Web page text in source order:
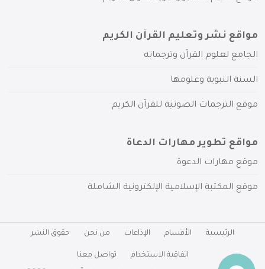
مواقع نشر وتعليم القرآن الكريم
الجامع لعلوم القرآن وترجماته
السنة النبوية وعلومها
موقع الترجمات الصوتية للقرآن الكريم
مواقع تطوير مهارات الدعاة
موقع مهارات الدعوة
موقع المكتبة الإسلامية الإلكترونية الشاملة
الرئيسية الأقسام الإذاعات من نحن حقوق النشر
اتفاقية الاستخدام تواصل معنا